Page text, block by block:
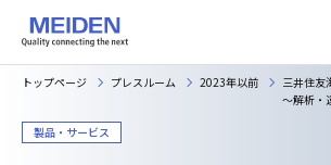
トップページ プレスルーム 2023年以前
三井住友
～解析・
製品・サービス